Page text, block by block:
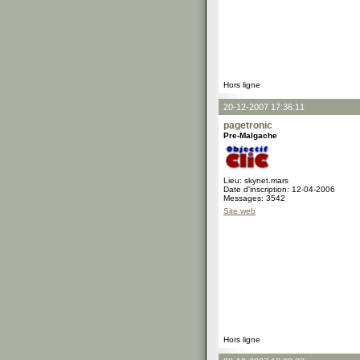
Hors ligne
20-12-2007 17:36:11
pagetronic
Pre-Malgache
Lieu: skynet.mars
Date d'inscription: 12-04-2006
Messages: 3542
Site web
Hors ligne